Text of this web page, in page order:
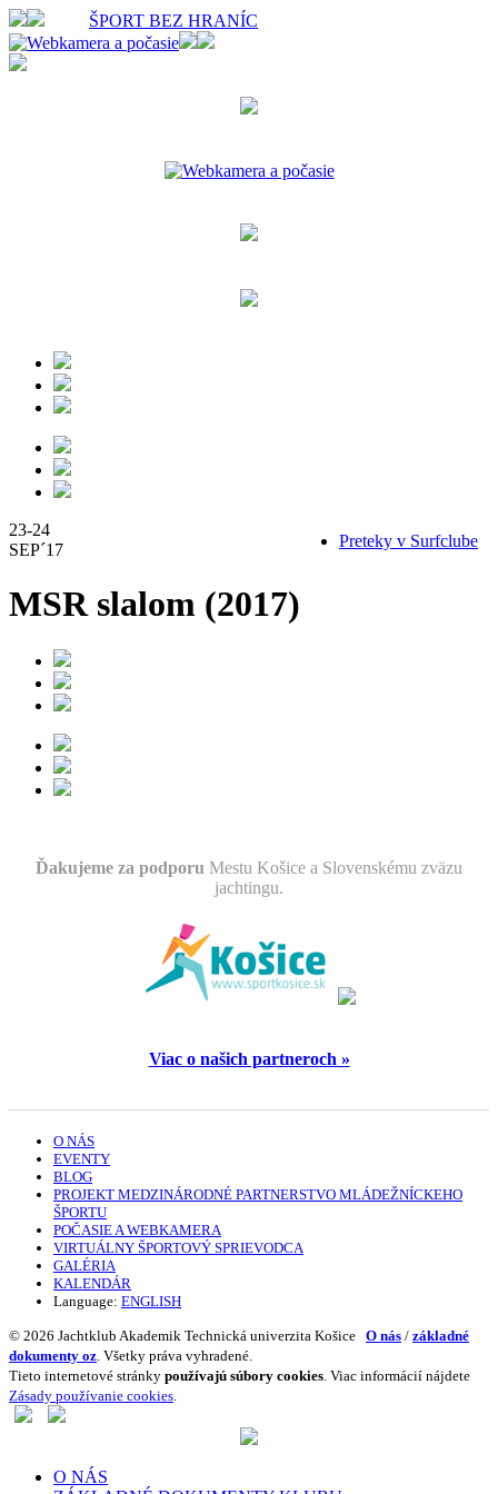
ŠPORT BEZ HRANÍC
Preteky v Surfclube
23-24
SEP´17
MSR slalom (2017)
Ďakujeme za podporu Mestu Košice a Slovenskému zväzu
jachtingu.
Viac o našich partneroch »
O NÁS
EVENTY
BLOG
PROJEKT MEDZINÁRODNÉ PARTNERSTVO MLÁDEŽNÍCKEHO
ŠPORTU
POČASIE A WEBKAMERA
VIRTUÁLNY ŠPORTOVÝ SPRIEVODCA
GALÉRIA
KALENDÁR
Language: ENGLISH
© 2026 Jachtklub Akademik Technická univerzita Košice O nás / základné
dokumenty oz. Všetky práva vyhradené.
Tieto internetové stránky používajú súbory cookies. Viac informácií nájdete
Zásady používanie cookies.
O NÁS